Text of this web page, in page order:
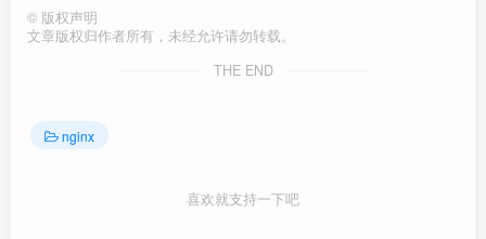
© 版权声明
文章版权归作者所有，未经允许请勿转载。
THE END
nginx
喜欢就支持一下吧